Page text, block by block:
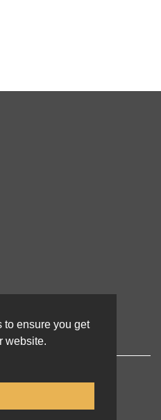
to ensure you get
website.
|Impressum